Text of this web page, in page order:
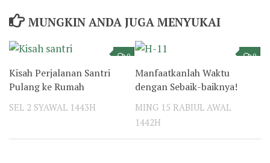
MUNGKIN ANDA JUGA MENYUKAI
0
Kisah Perjalanan Santri
Pulang ke Rumah
SEL 2 SYAWAL 1443H
0
Manfaatkanlah Waktu
dengan Sebaik-baiknya!
MING 15 RABIUL AWAL
1442H